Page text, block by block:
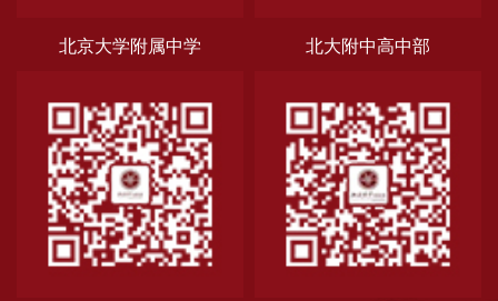
北京大学附属中学 北大附中高中部